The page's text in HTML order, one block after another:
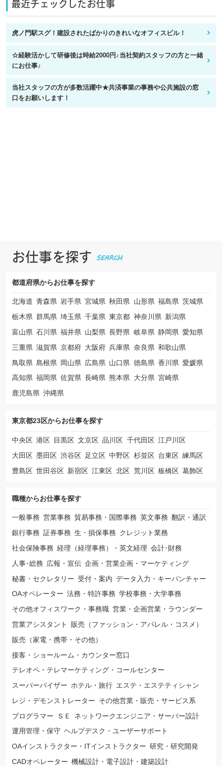
最近チェックしたお仕事
虎ノ門駅スグ！建設されたばかりのきれいなオフィスビル！
☆経験活かして研修後は時給2000円♪当社契約スタッフの方と一緒
にお仕事♪
当社スタッフの方が多数活躍中★共済事業の事務や公共施設の窓
口をお願いします！
お仕事を探す
都道府県からお仕事を探す
北海道 青森県 岩手県 宮城県 秋田県 山形県 福島県 茨城県
栃木県 群馬県 埼玉県 千葉県 東京都 神奈川県 新潟県
富山県 石川県 福井県 山梨県 長野県 岐阜県 静岡県 愛知県
三重県 滋賀県 京都府 大阪府 兵庫県 奈良県 和歌山県
鳥取県 島根県 岡山県 広島県 山口県 徳島県 香川県 愛媛県
高知県 福岡県 佐賀県 長崎県 熊本県 大分県 宮崎県
鹿児島県 沖縄県
東京都23区からお仕事を探す
中央区 港区 目黒区 文京区 品川区 千代田区 江戸川区
大田区 墨田区 渋谷区 足立区 中野区 杉並区 台東区 練馬区
豊島区 世田谷区 新宿区 江東区 北区 荒川区 板橋区 葛飾区
職種からお仕事を探す
一般事務 営業事務 貿易事務・国際事務 英文事務 翻訳・通訳
銀行事務 証券事務 生・損保事務 クレジット業務
社会保険事務 経理（経理事務）・英文経理 会計･財務
人事･総務 広報・宣伝 企画・営業企画・マーケティング
秘書・セクレタリー 受付・案内 データ入力・キーパンチャー
OAオペレーター 法務・特許事務 学校事務・大学事務
その他オフィスワーク・事務職 営業・企画営業・ラウンダー
営業アシスタント
販売（ファッション・アパレル・コスメ）
販売（家電・携帯・その他）
接客・ショールーム・カウンター窓口
テレオペ・テレマーケティング・コールセンター
スーパーバイザー ホテル・旅行 エステ・エステティシャン
レジ・デモンストレーター その他営業・販売・サービス系
プログラマー
ＳＥ
ネットワークエンジニア・サーバー設計
運用管理・保守 ヘルプデスク・ユーザーサポート
OAインストラクター・ITインストラクター 研究・研究開発
CADオペレーター 機械設計・電子設計・建築設計